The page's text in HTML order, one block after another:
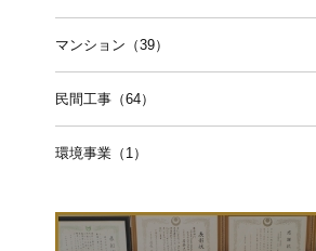
マンション（39）
民間工事（64）
環境事業（1）